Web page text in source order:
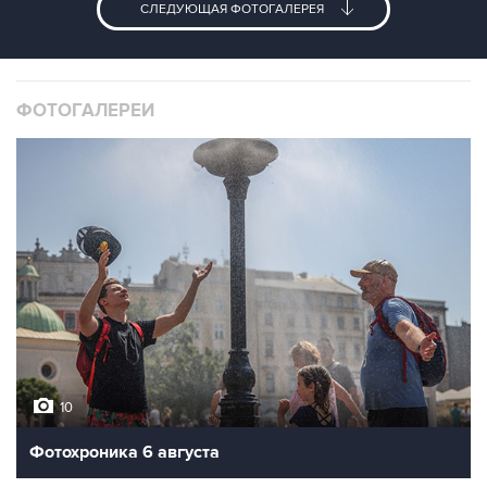
СЛЕДУЮЩАЯ ФОТОГАЛЕРЕЯ
ФОТОГАЛЕРЕИ
10
Фотохроника 6 августа